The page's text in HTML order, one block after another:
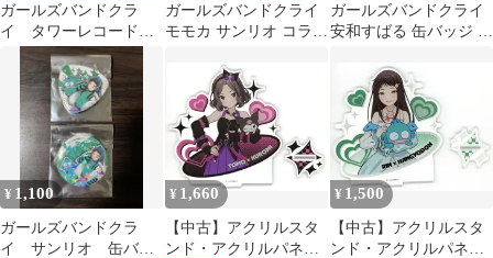
ガールズバンドクラ
イ タワーレコード
サンリオ アクリルス
タンド 海老塚智
ガールズバンドクライ
モモカ サンリオ コラボ
ガールズバンドクライ
安和すばる 缶バッジ セ
¥ 1,100
ガールズバンドクラ
イ サンリオ 缶バッ
¥ 1,660
【中古】アクリルスタ
ンド・アクリルパネル
¥ 1,500
【中古】アクリルスタ
ンド・アクリルパネル